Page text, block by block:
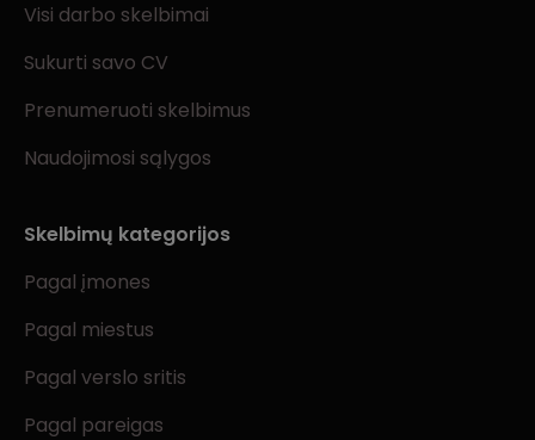
Visi darbo skelbimai
Sukurti savo CV
Prenumeruoti skelbimus
Naudojimosi sąlygos
Skelbimų kategorijos
Pagal įmones
Pagal miestus
Pagal verslo sritis
Pagal pareigas